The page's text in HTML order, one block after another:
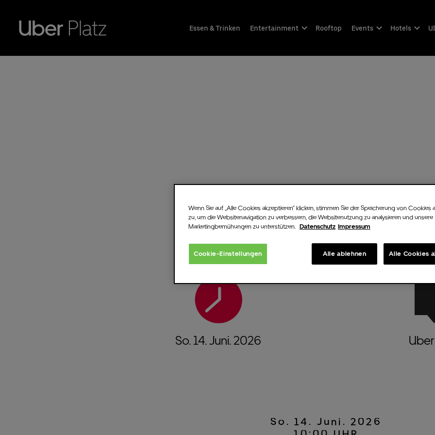
Essen & Trinken Entertainment Rooftop Events Hotels
So. 14. Juni. 2026
So. 14. Juni. 2026
Wenn Sie auf „Alle Cookies akzeptieren“ klicken, stimmen Sie der Speicherung von Cookies
zu, um die Websitenavigation zu verbessern, die Websitenutzung zu analysieren und unsere
Marketingbemühungen zu unterstützen. Datenschutz Impressum
Cookie-Einstellungen Alle ablehnen Alle Cookies